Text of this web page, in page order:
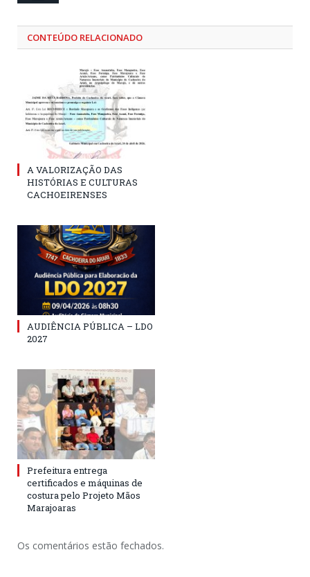
CONTEÚDO RELACIONADO
A VALORIZAÇÃO DAS
HISTÓRIAS E CULTURAS
CACHOEIRENSES
AUDIÊNCIA PÚBLICA – LDO
2027
Prefeitura entrega
certificados e máquinas de
costura pelo Projeto Mãos
Marajoaras
Os comentários estão fechados.